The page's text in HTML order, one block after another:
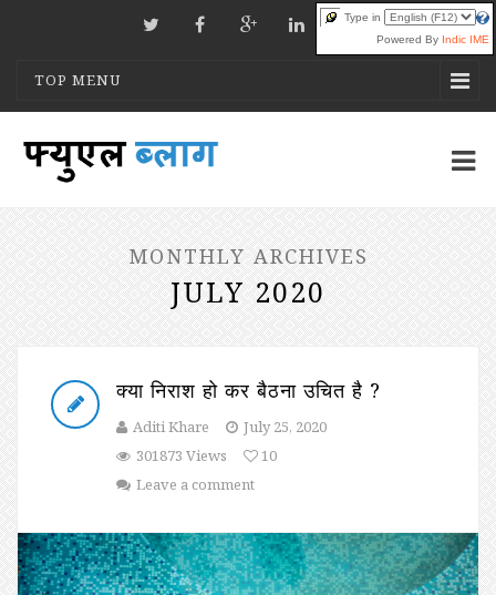
TOP MENU
MONTHLY ARCHIVES
JULY 2020
क्या निराश हो कर बैठना उचित है ?
Aditi Khare
July 25, 2020
301873 Views
10
Leave a comment
Type in
Powered By Indic IME